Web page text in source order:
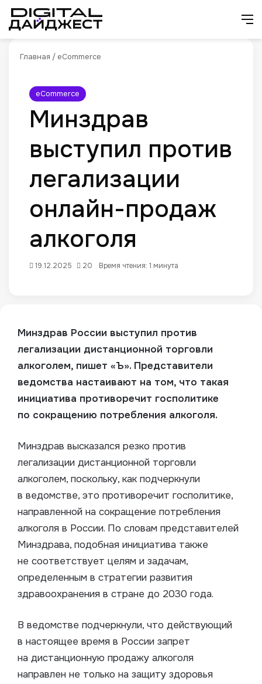
Главная / eCommerce
eCommerce
Минздрав
выступил против
легализации
онлайн-продаж
алкоголя
19.12.2025 20 Время чтения: 1 минута
Минздрав России выступил против
легализации дистанционной торговли
алкоголем, пишет «Ъ». Представители
ведомства настаивают на том, что такая
инициатива противоречит госполитике
по сокращению потребления алкоголя.
Минздрав высказался резко против
легализации дистанционной торговли
алкоголем, поскольку, как подчеркнули
в ведомстве, это противоречит госполитике,
направленной на сокращение потребления
алкоголя в России. По словам представителей
Минздрава, подобная инициатива также
не соответствует целям и задачам,
определенным в стратегии развития
здравоохранения в стране до 2030 года.
В ведомстве подчеркнули, что действующий
в настоящее время в России запрет
на дистанционную продажу алкоголя
направлен не только на защиту здоровья